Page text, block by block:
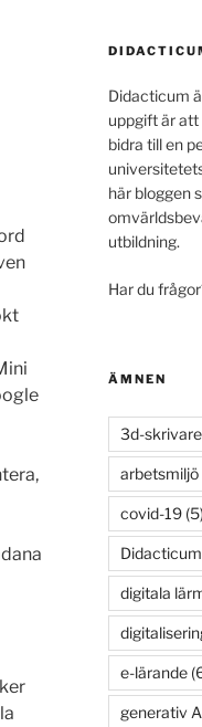
Didacticum
uppgift är
bidra till en
här bloggen
utbildning.
Har du
ÄMNEN
3d-skrivare
arbetsmiljö
covid-19(5)
Didacticum
digitala
e-lärande
generativ